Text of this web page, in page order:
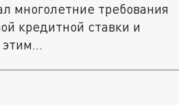
многолетние требования
кредитной ставки и